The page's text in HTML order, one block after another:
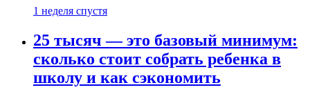
1 неделя спустя
25 тысяч — это базовый минимум:
сколько стоит собрать ребенка в
школу и как сэкономить